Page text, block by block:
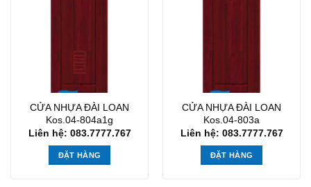
CỬA NHỰA ĐÀI LOAN
Kos.04-804a1g
Liên hệ: 083.7777.767
ĐẶT HÀNG
CỬA NHỰA ĐÀI LOAN
Kos.04-803a
Liên hệ: 083.7777.767
ĐẶT HÀNG